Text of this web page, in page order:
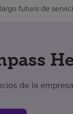
futuro de
de la